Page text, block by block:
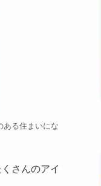
ある住まいにな
さんのアイ